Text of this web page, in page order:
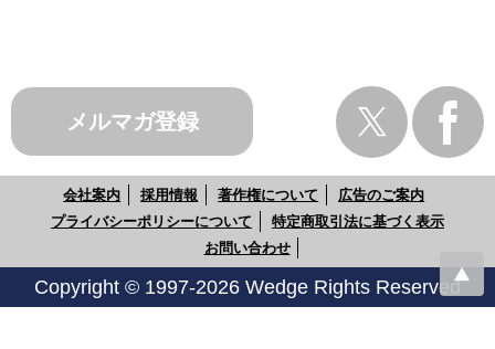
メルマガ登録
会社案内 採用情報 著作権について
広告のご案内
プライバシーポリシーについて
特定商取引法に基づく表示
お問い合わせ
Copyright © 1997-2026 Wedge Rights Reserved